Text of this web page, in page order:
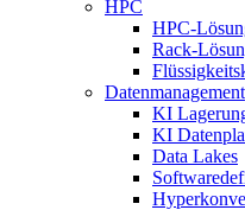
HPC
HPC-
Rack-
Datenmanagement
KI
KI
Data Lakes